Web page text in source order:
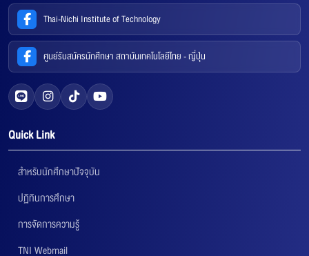
Thai-Nichi Institute of Technology
ศูนย์รับสมัครนักศึกษา สถาบันเทคโนโลยีไทย - ญี่ปุ่น
Quick Link
สำหรับนักศึกษาปัจจุบัน
ปฏิทินการศึกษา
การจัดการความรู้
TNI Webmail